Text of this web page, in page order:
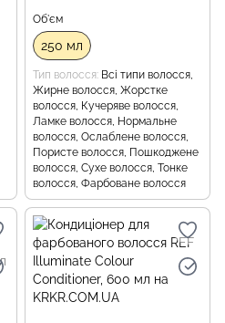
Об'єм
250 мл
Тип волосся Всі типи волосся,
Жирне волосся, Жорстке
волосся, Кучеряве волосся,
Ламке волосся, Нормальне
волосся, Ослаблене волосся,
Пористе волосся, Пошкоджене
волосся, Сухе волосся, Тонке
волосся, Фарбоване волосся